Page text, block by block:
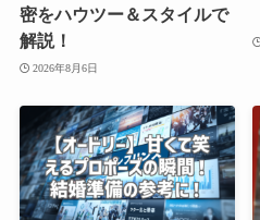
密をハウツー＆スタイルで
解説！
2026年8月6日